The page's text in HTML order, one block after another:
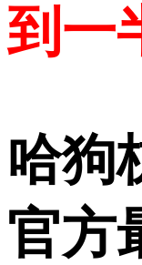
到一
哈狗
官方